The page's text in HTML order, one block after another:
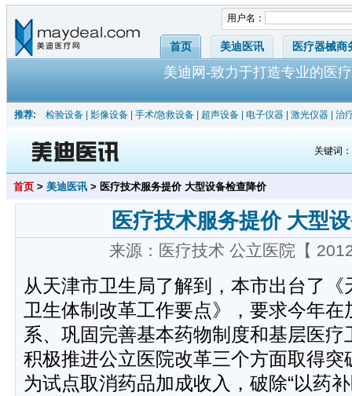
用户名：
首页 美迪医讯 医疗器械商
美迪网-致力于打造专业的医
推荐: 检验设备 影像设备 手术/急救设备 超声设备 电子仪器 激光仪器 治
关键词
首页 > 美迪医讯 > 医疗技术服务提价 大型设备检查降价
医疗技术服务提价 大型
来源：医疗技术 公立医院【
从天津市卫生局了解到，本市出台了
卫生体制改革工作要点》，要求今年
系、巩固完善基本药物制度和基层医
积极推进公立医院改革三个方面取得
为试点取消药品加成收入，破除“以药